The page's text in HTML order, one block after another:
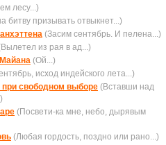
лесу...)
битву пpизывать отвыкнет...)
(Засим сентябрь. И пелена...)
из рая в ад...)
(Ой...)
исход индейского лета...)
свободном выборе (Вставши над
(Посвети-ка мне, небо, дырявым
(Любая гордость, поздно или рано...)